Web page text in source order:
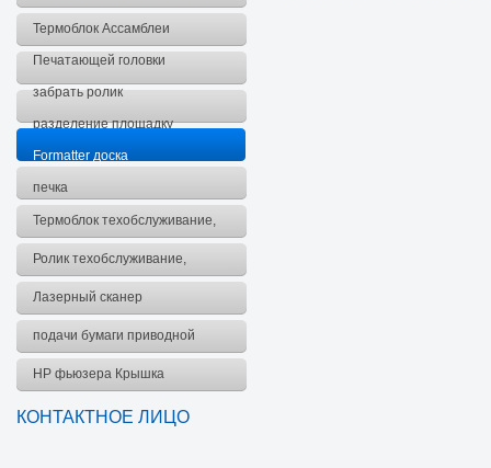
Термоблок Ассамблеи
Печатающей головки
забрать ролик
разделение площадку
Formatter доска
печка
Термоблок техобслуживание,
комплект
Ролик техобслуживание,
комплект
Лазерный сканер
подачи бумаги приводной
ремень
HP фьюзера Крышка
КОНТАКТНОЕ ЛИЦО